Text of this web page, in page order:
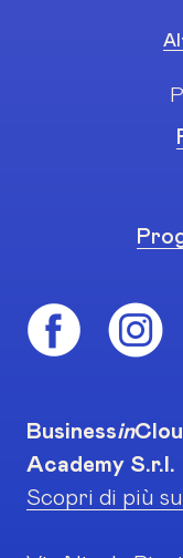
Businessin
Academy S.r.l.
Scopri di più